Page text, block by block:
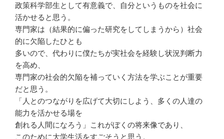
政策科学部生として有意義で、自分というものを社会に
活かせると思う。
専門家は（結果的に偏った研究をしてしまうから）社会
的に欠陥したひとも
多いので、代わりに僕たちが実社会を経験し状況判断力
を高め、
専門家の社会的欠陥を補っていく方法を学ぶことが重要
だと思う。
「人とのつながりを広げて大切にしよう、多くの人達の
能力を活かせる場を
創れる人間になろう」これがぼくの将来像であり、
このために大学生活をすごそうと思う。